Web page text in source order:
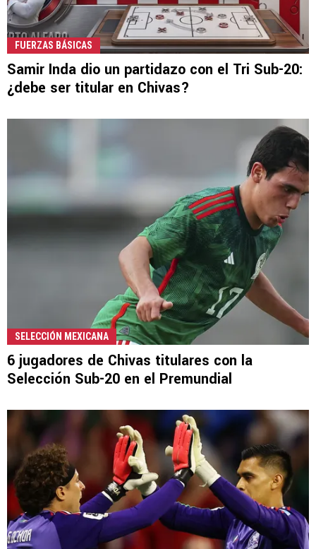
FUERZAS BÁSICAS
Samir Inda dio un partidazo con el Tri Sub-20:
¿debe ser titular en Chivas?
SELECCIÓN MEXICANA
6 jugadores de Chivas titulares con la
Selección Sub-20 en el Premundial